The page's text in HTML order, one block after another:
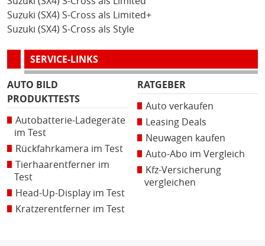
Suzuki (SX4) S-Cross als Limited+
Suzuki (SX4) S-Cross als Style
SERVICE-LINKS
AUTO BILD
PRODUKTTESTS
Autobatterie-Ladegeräte
im Test
Rückfahrkamera im Test
Tierhaarentferner im
Test
Head-Up-Display im Test
Kratzerentferner im Test
RATGEBER
Auto verkaufen
Leasing Deals
Neuwagen kaufen
Auto-Abo im Vergleich
Kfz-Versicherung
vergleichen